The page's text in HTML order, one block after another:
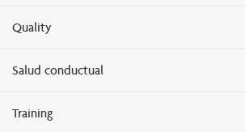
Quality
Salud conductual
Training